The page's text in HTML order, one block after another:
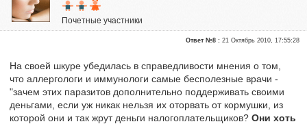
Почетные участники
Ответ №8 :21 Октябрь 2010, 17:55:28
На своей шкуре убедилась в справедливости мнения о том,
что аллергологи и иммунологи самые бесполезные врачи -
"зачем этих паразитов дополнительно поддерживать своими
деньгами, если уж никак нельзя их оторвать от кормушки, из
которой они и так жрут деньги налогоплательщиков? Они хоть